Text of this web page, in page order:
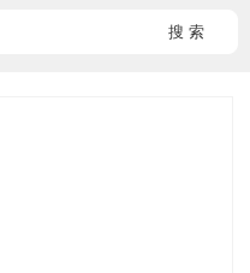
搜 索